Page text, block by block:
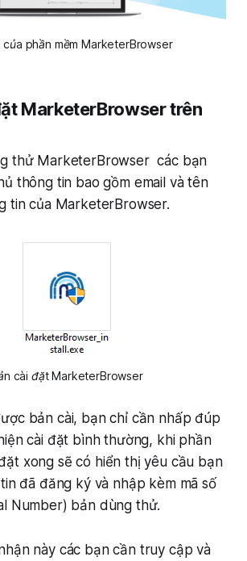
của phần mềm MarketerBrowser
MarketerBrowser trên
thử MarketerBrowser các bạn
thông tin bao gồm email và tên
tin của MarketerBrowser.
cài đặt MarketerBrowser
bản cài, bạn chỉ cần nhấp đúp
cài đặt bình thường, khi phần
xong sẽ có hiển thị yêu cầu bạn
đã đăng ký và nhập kèm mã số
Number) bản dùng thử.
này các bạn cần truy cập và